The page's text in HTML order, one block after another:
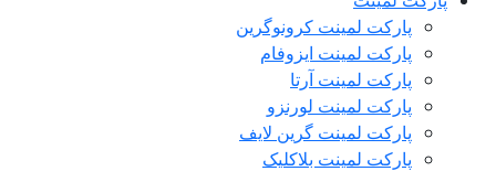
پارکت لمینت کرونوگرین
پارکت لمینت ایزوفام
پارکت لمینت آرتا
پارکت لمینت لورنزو
پارکت لمینت گرین لایف
پارکت لمینت بلاکلیک